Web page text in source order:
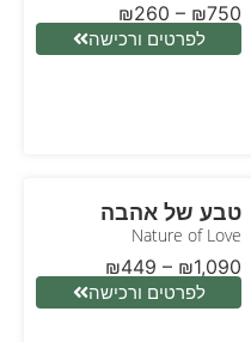
₪260 – ₪750
לפרטים ורכישה
טבע של אהבה
Nature of Love
₪449 – ₪1,090
לפרטים ורכישה